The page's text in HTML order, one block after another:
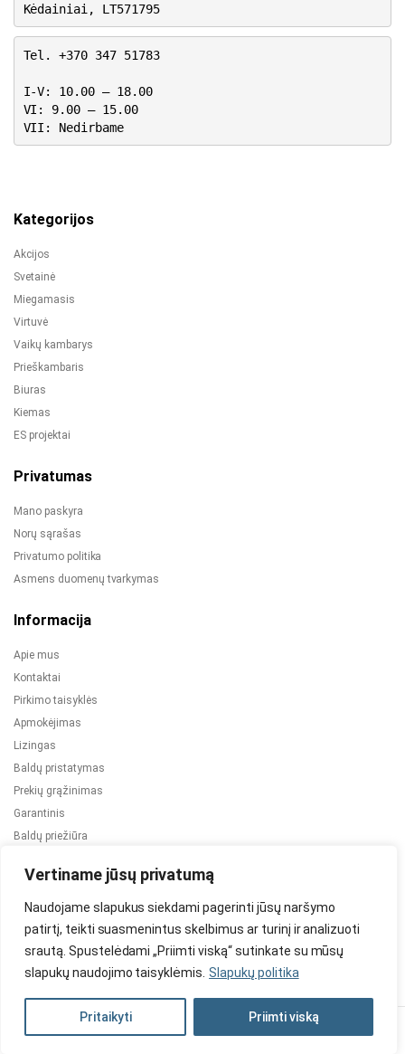
Vertiname jūsų privatumą
Naudojame slapukus siekdami pagerinti jūsų naršymo
patirtį, teikti suasmenintus skelbimus ar turinį ir analizuoti
srautą. Spustelėdami „Priimti viską“ sutinkate su mūsų
slapukų naudojimo taisyklėmis. Slapukų politika
Pritaikyti Priimti viską
Kėdainiai, LT571795
Tel. +370 347 51783
I-V: 10.00 – 18.00
VI: 9.00 – 15.00
VII: Nedirbame
Kategorijos
Akcijos
Svetainė
Miegamasis
Virtuvė
Vaikų kambarys
Prieškambaris
Biuras
Kiemas
ES projektai
Privatumas
Mano paskyra
Norų sąrašas
Privatumo politika
Asmens duomenų tvarkymas
Informacija
Apie mus
Kontaktai
Pirkimo taisyklės
Apmokėjimas
Lizingas
Baldų pristatymas
Prekių grąžinimas
Garantinis
Baldų priežiūra
2024 © Visos teisės saugomos. Be TauBaldai.lt sutikimo draudžiama
Asmens duomenų tvarkymas Privatumo politika